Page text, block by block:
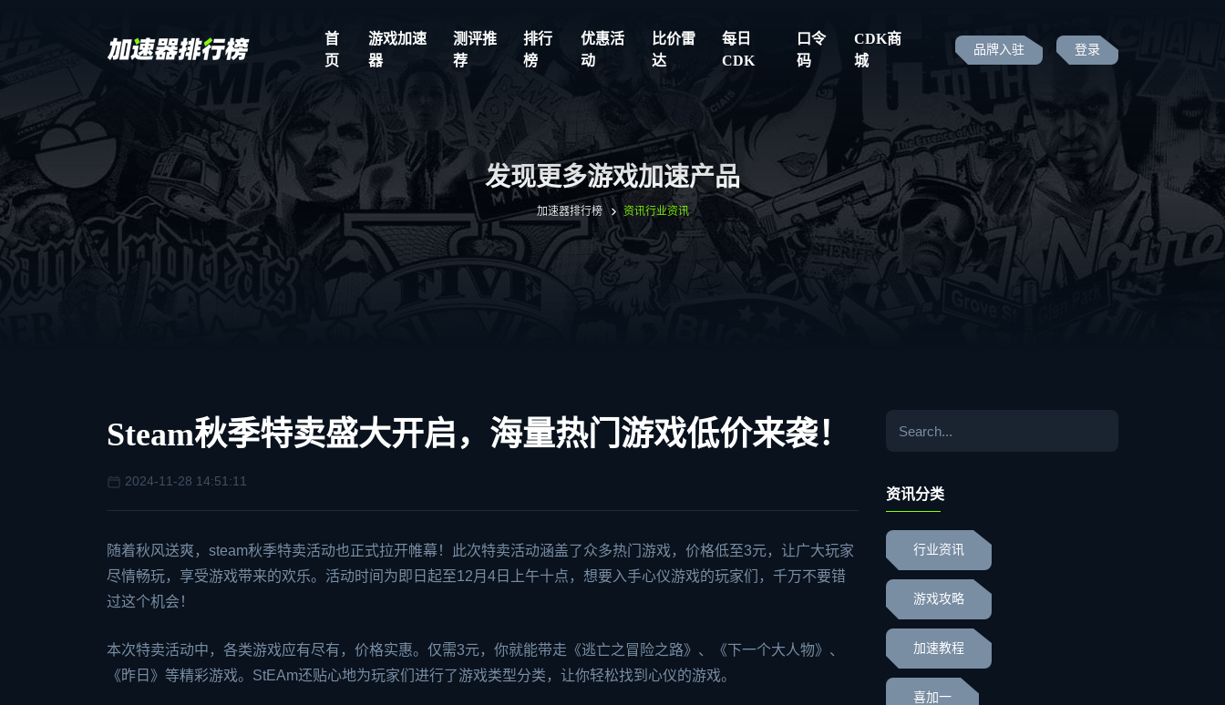
首
页
游戏加速
器
测评推
荐
排行
榜
优惠活
动
比价雷
达
每日
CDK
口令
码
CDK商
城
品牌入驻 登录
发现更多游戏加速产品
加速器排行榜 资讯行业资讯
Steam秋季特卖盛大开启，海量热门游戏低价来袭！
2024-11-28 14:51:11
随着秋风送爽， steam秋季特卖活动也正式拉开帷幕！此次特卖活动涵盖了众多热门游戏，价格低至3元，让广大玩家
尽情畅玩，享受游戏带来的欢乐。活动时间为即日起至12月4日上午十点，想要入手心仪游戏的玩家们，千万不要错
过这个机会！
本次特卖活动中，各类游戏应有尽有，价格实惠。仅需3元，你就能带走《逃亡之冒险之路》、《下一个大人物》、
《昨日》等精彩游戏。StEAm还贴心地为玩家们进行了游戏类型分类，让你轻松找到心仪的游戏。
资讯分类
行业资讯
游戏攻略
加速教程
喜加一